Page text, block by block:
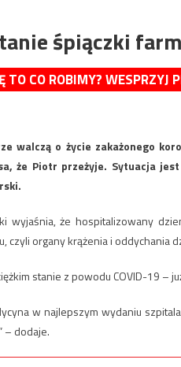
śpiączki
TO CO ROBIMY? WESPRZYJ
walczą o życie zakażonego
że Piotr przeżyje. Sytuacja
wyjaśnia, że hospitalizowany
czyli organy krążenia i oddychania
stanie z powodu COVID-19
w najlepszym wydaniu
– dodaje.